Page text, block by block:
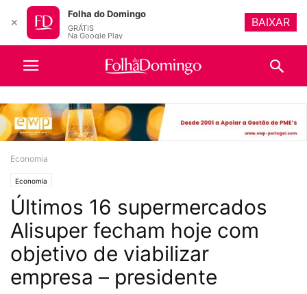
Economia
Economia
Últimos 16 supermercados
Alisuper fecham hoje com
objetivo de viabilizar
empresa – presidente
✕
Folha do Domingo
GRÁTIS
Na Google Play
BAIXAR